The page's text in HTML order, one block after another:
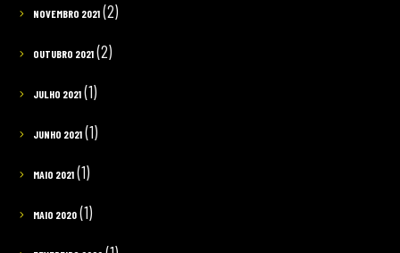
NOVEMBRO 2021(2)
OUTUBRO 2021(2)
JULHO 2021(1)
JUNHO 2021(1)
MAIO 2021(1)
MAIO 2020(1)